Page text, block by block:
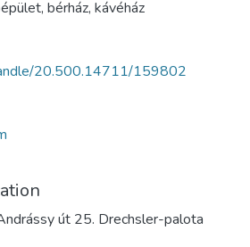
, bérház, kávéház
20.500.14711/159802
út 25. Drechsler-palota